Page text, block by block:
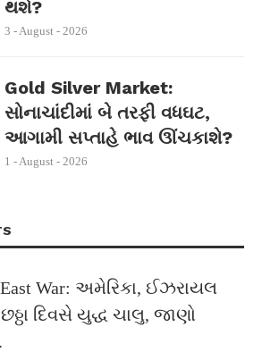
થશે?
3 - August - 2026
Gold Silver Market:
સોનાચાંદીમાં બે તરફી વધઘટ,
આગામી સપ્તાહે ભાવ ઊંચકાશે?
1 - August - 2026
War: અમેરિકા, ઈઝરાયલ
દિવસે યુદ્ધ ચાલુ, જાણો